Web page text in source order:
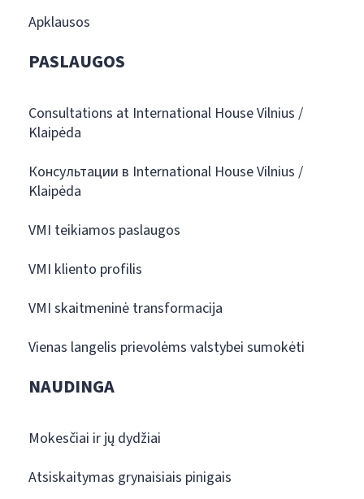
Apklausos
PASLAUGOS
Consultations at International House Vilnius /
Klaipėda
Консультации в International House Vilnius /
Klaipėda
VMI teikiamos paslaugos
VMI kliento profilis
VMI skaitmeninė transformacija
Vienas langelis prievolėms valstybei sumokėti
NAUDINGA
Mokesčiai ir jų dydžiai
Atsiskaitymas grynaisiais pinigais